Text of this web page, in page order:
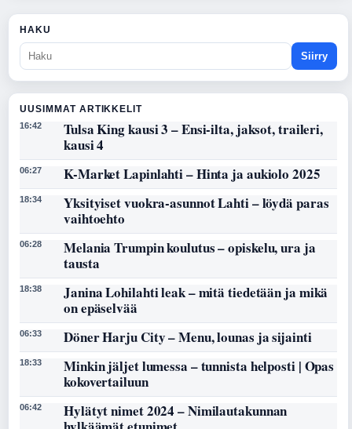
HAKU
Siirry
UUSIMMAT ARTIKKELIT
16:42
Tulsa King kausi 3 – Ensi-ilta, jaksot, traileri,
kausi 4
06:27 K-Market Lapinlahti – Hinta ja aukiolo 2025
18:34
Yksityiset vuokra-asunnot Lahti – löydä paras
vaihtoehto
06:28
Melania Trumpin koulutus – opiskelu, ura ja
tausta
18:38
Janina Lohilahti leak – mitä tiedetään ja mikä
on epäselvää
06:33 Döner Harju City – Menu, lounas ja sijainti
18:33
Minkin jäljet lumessa – tunnista helposti | Opas
kokovertailuun
06:42
Hylätyt nimet 2024 – Nimilautakunnan